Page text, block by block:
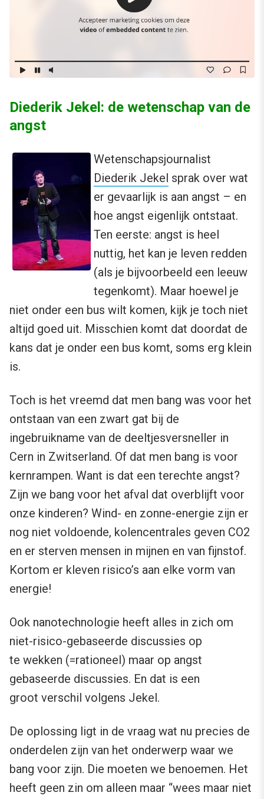
Diederik Jekel: de wetenschap van de
angst
Wetenschapsjournalist
Diederik Jekel sprak over wat
er gevaarlijk is aan angst – en
hoe angst eigenlijk ontstaat.
Ten eerste: angst is heel
nuttig, het kan je leven redden
(als je bijvoorbeeld een leeuw
tegenkomt). Maar hoewel je
niet onder een bus wilt komen, kijk je toch niet
altijd goed uit. Misschien komt dat doordat de
kans dat je onder een bus komt, soms erg klein
is.
Toch is het vreemd dat men bang was voor het
ontstaan van een zwart gat bij de
ingebruikname van de deeltjesversneller in
Cern in Zwitserland. Of dat men bang is voor
kernrampen. Want is dat een terechte angst?
Zijn we bang voor het afval dat overblijft voor
onze kinderen? Wind- en zonne-energie zijn er
nog niet voldoende, kolencentrales geven CO2
en er sterven mensen in mijnen en van fijnstof.
Kortom er kleven risico’s aan elke vorm van
energie!
Ook nanotechnologie heeft alles in zich om
niet-risico-gebaseerde discussies op
te wekken (=rationeel) maar op angst
gebaseerde discussies. En dat is een
groot verschil volgens Jekel.
De oplossing ligt in de vraag wat nu precies de
onderdelen zijn van het onderwerp waar we
bang voor zijn. Die moeten we benoemen. Het
heeft geen zin om alleen maar “wees maar niet